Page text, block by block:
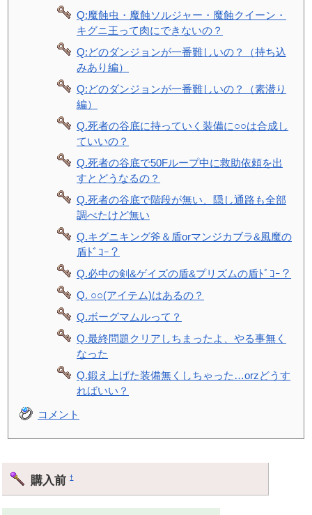
Q:魔蝕虫・魔蝕ソルジャー・魔蝕クイーン・
キグニ王って肉にできないの？
Q:どのダンジョンが一番難しいの？（持ち込
みあり編）
Q:どのダンジョンが一番難しいの？（素潜り
編）
Q.死者の谷底に持っていく装備に○○は合成し
ていいの？
Q.死者の谷底で50Fループ中に救助依頼を出
すとどうなるの？
Q.死者の谷底で階段が無い、隠し通路も全部
調べたけど無い
Q.キグニキング斧＆盾orマンジカブラ&風魔の
盾ﾄﾞｺｰ？
Q.必中の剣&ゲイズの盾&プリズムの盾ﾄﾞｺｰ？
Q. ○○(アイテム)はあるの？
Q.ボーグマムルって？
Q.最終問題クリアしちまったよ、やる事無く
なった
Q.鍛え上げた装備無くしちゃった…orzどうす
ればいい？
コメント
購入前†